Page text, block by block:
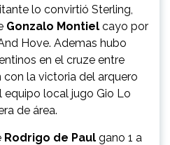
lo convirtió Sterling,
Gonzalo Montiel cayo por
Hove. Ademas hubo
en el cruze entre
la victoria del arquero
equipo local jugo Gio Lo
de área.
Rodrigo de Paul gano 1 a